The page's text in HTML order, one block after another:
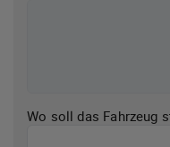
Wo soll das Fahrzeug